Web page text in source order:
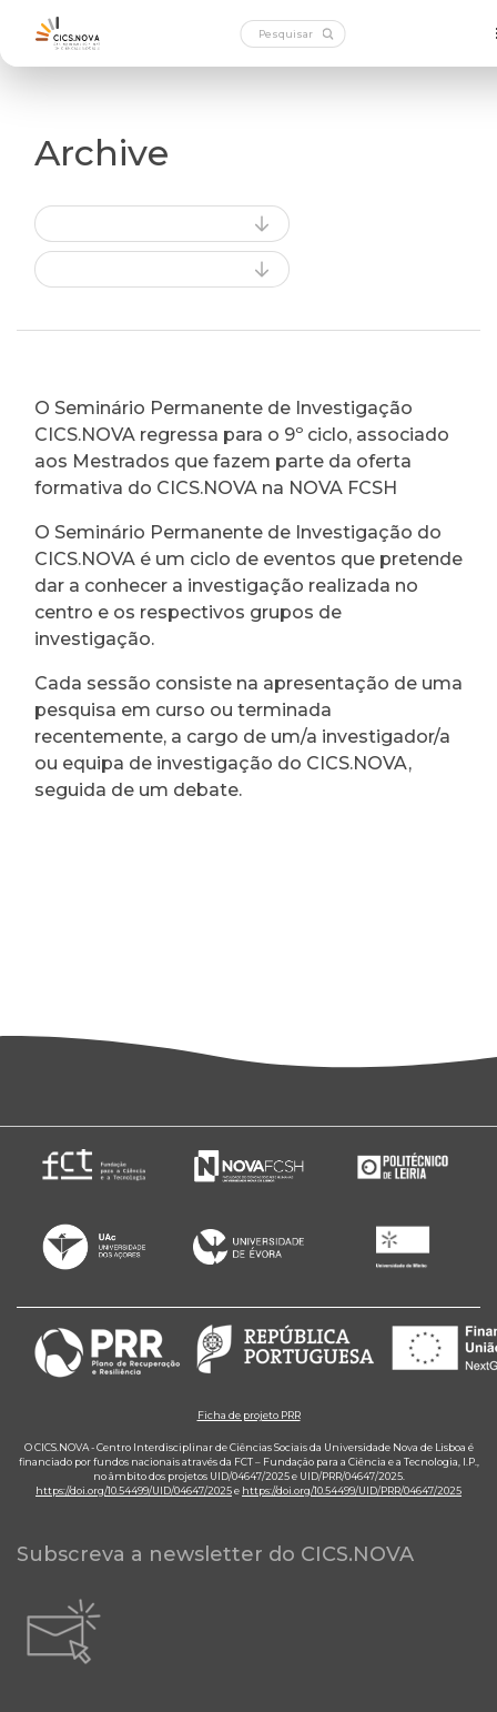
Archive
O Seminário Permanente de Investigação
CICS.NOVA regressa para o 9º ciclo, associado
aos Mestrados que fazem parte da oferta
formativa do CICS.NOVA na NOVA FCSH
O Seminário Permanente de Investigação do
CICS.NOVA é um ciclo de eventos que pretende
dar a conhecer a investigação realizada no
centro e os respectivos grupos de
investigação.
Cada sessão consiste na apresentação de uma
pesquisa em curso ou terminada
recentemente, a cargo de um/a investigador/a
ou equipa de investigação do CICS.NOVA,
seguida de um debate.
Ficha de projeto PRR
O CICS.NOVA - Centro Interdisciplinar de Ciências Sociais da Universidade Nova de Lisboa é
financiado por fundos nacionais através da FCT – Fundação para a Ciência e a Tecnologia, I.P.,
no âmbito dos projetos UID/04647/2025 e UID/PRR/04647/2025.
https://doi.org/10.54499/UID/04647/2025e https://doi.org/10.54499/UID/PRR/04647/2025
Subscreva a newsletter do CICS.NOVA